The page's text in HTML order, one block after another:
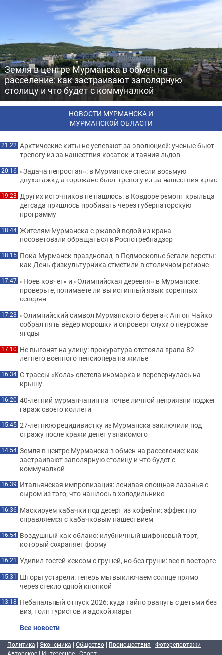
Земля в центре Мурманска в обмен на
расселение: как застраивают заполярную
столицу и что будет с коммуналкой
НОВОСТИ МУРМАНСКА И
МУРМАНСКОЙ ОБЛАСТИ
21:22 Арктические киты не успевают за эволюцией: ученые бьют
тревогу из-за нашествия косаток и таяния льдов
20:16 «Задача непростая»: в Мурманске снесли восьмую
двухэтажку, а горожане бьют тревогу из-за нашествия крыс
19:23 Других источников не нашлось: в Ковдоре ремонт крыльца
детсада пришлось пробивать через губернаторскую
программу
18:44 Жителям Мурманска с ржавой водой из крана
посоветовали обращаться в Роспотребнадзор
18:15 Пока Мурманск праздновал, в Подмосковье бегали версты:
как День физкультурника отметили в столичном регионе
17:47 «Ноев ковчег» и «Олимпийская деревня» в Мурманске:
проверьте, понимаете ли вы истинный язык коренных
северян
17:23 «Олимпийский символ Мурманского берега»: Антон Чайко
собрал пять вёдер морошки и опроверг слухи о неурожае
ягоды
17:10 Не выгонят на улицу: прокуратура отстояла права 82-
летнего военного пенсионера на жилье
16:34 С трассы «Кола» слетела иномарка и перевернулась на
крышу
16:20 40-летний мурманчанин на почве личной неприязни поджег
гараж своего коллеги
15:45 27-летнюю рецидивистку из Мурманска заключили под
стражу после кражи денег у знакомого
14:54 Земля в центре Мурманска в обмен на расселение: как
застраивают заполярную столицу и что будет с
коммуналкой
16:39 Итальянская импровизация: ленивая овощная лазанья с
сыром из того, что нашлось в холодильнике
16:36 Маскируем кабачки под десерт из кофейни: эффектно
справляемся с кабачковым нашествием
16:54 Воздушный как облако: клубничный шифоновый торт,
который сохраняет форму
16:21 Удивил гостей кексом с грушей, но без груши: все в восторге
15:31 Шторы устарели: теперь мы выключаем солнце прямо
через стекло одной кнопкой
13:18 Небанальный отпуск 2026: куда тайно рвануть с детьми без
виз, толп туристов и адской жары
Все новости
Политика | Экономика | Общество | Происшествия | Фоторепортажи |
Авторское | Интересное | Спорт